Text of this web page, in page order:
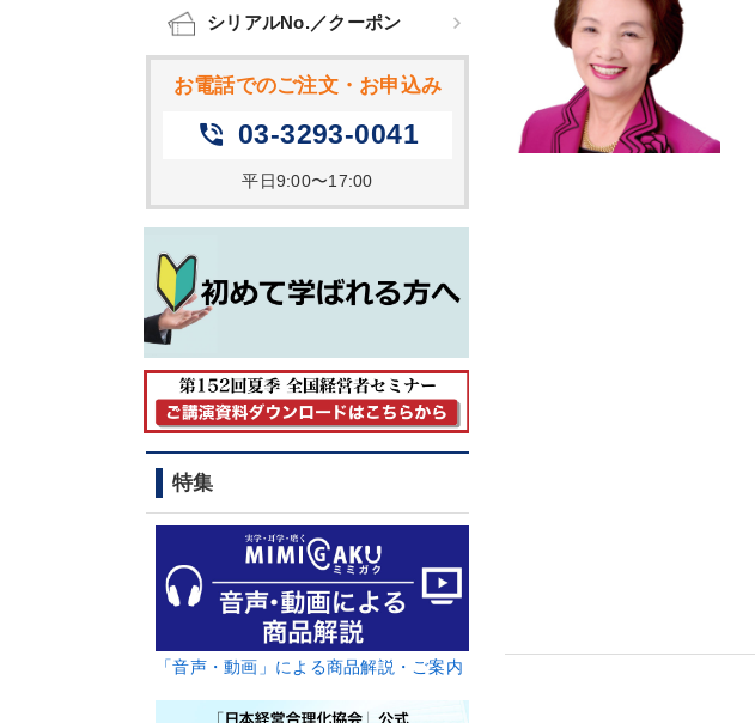
シリアルNo.／クーポン
お電話でのご注文・お申込み
phone_in_talk 03-3293-0041
平日9:00〜17:00
特集
「音声・動画」による商品解説・ご案内